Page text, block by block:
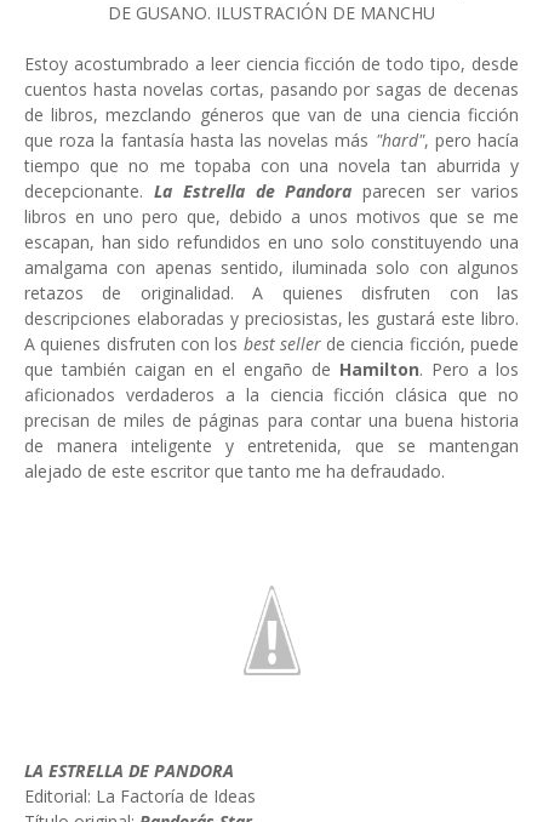
DE GUSANO. ILUSTRACIÓN DE MANCHU
Estoy acostumbrado a leer ciencia ficción de todo tipo, desde
cuentos hasta novelas cortas, pasando por sagas de decenas
de libros, mezclando géneros que van de una ciencia ficción
que roza la fantasía hasta las novelas más "hard", pero hacía
tiempo que no me topaba con una novela tan aburrida y
decepcionante. La Estrella de Pandora parecen ser varios
libros en uno pero que, debido a unos motivos que se me
escapan, han sido refundidos en uno solo constituyendo una
amalgama con apenas sentido, iluminada solo con algunos
retazos de originalidad. A quienes disfruten con las
descripciones elaboradas y preciosistas, les gustará este libro.
A quienes disfruten con los best sellerde ciencia ficción, puede
que también caigan en el engaño de Hamilton. Pero a los
aficionados verdaderos a la ciencia ficción clásica que no
precisan de miles de páginas para contar una buena historia
de manera inteligente y entretenida, que se mantengan
alejado de este escritor que tanto me ha defraudado.
LA ESTRELLA DE PANDORA
Editorial: La Factoría de Ideas